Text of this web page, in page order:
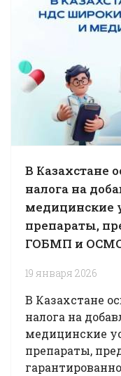
В Казахстане
налога на
медицинские
препараты,
ГОБМП и
19 января 2026
В Казахстане
налога на
медицинские
препараты,